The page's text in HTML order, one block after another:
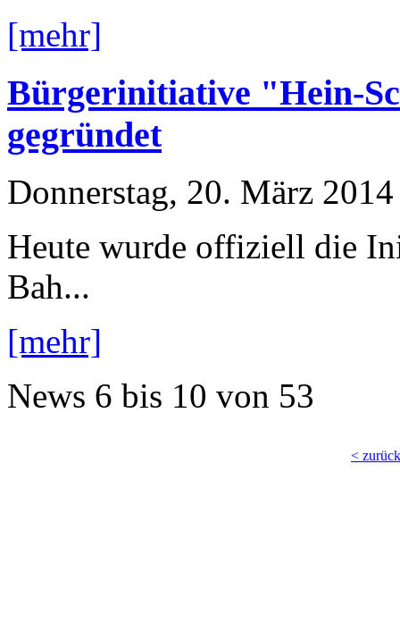
[mehr]
Bürgerinitiative "Hein-
gegründet
Donnerstag, 20. März 2014
Heute wurde offiziell die
Bah...
[mehr]
News 6 bis 10 von 53
< zurück